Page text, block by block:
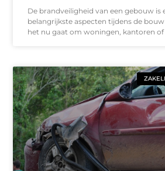
De brandveiligheid van een gebouw is
belangrijkste aspecten tijdens de
het nu gaat om woningen, kantoren